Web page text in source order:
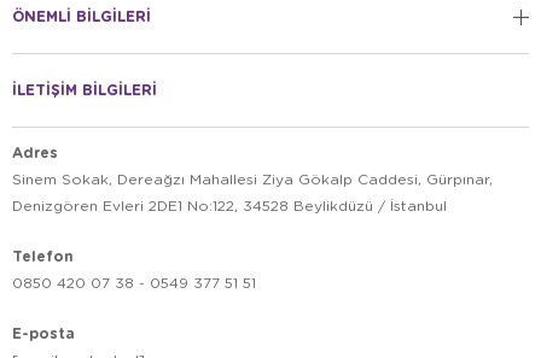
ÖNEMLİ BİLGİLERİ
İLETİŞİM BİLGİLERİ
Adres
Sinem Sokak, Dereağzı Mahallesi Ziya Gökalp Caddesi, Gürpınar,
Denizgören Evleri 2DE1 No:122, 34528 Beylikdüzü / İstanbul
Telefon
0850 420 07 38 - 0549 377 51 51
E-posta